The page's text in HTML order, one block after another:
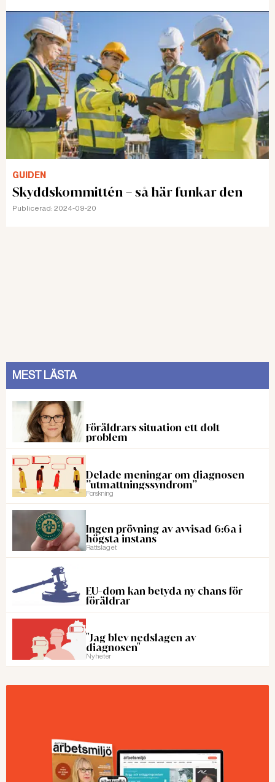
GUIDEN
Skyddskommittén – så här funkar den
Publicerad: 2024-09-20
MEST LÄSTA
Föräldrars situation ett dolt
problem
Delade meningar om diagnosen
”utmattningssyndrom”
Forskning
Ingen prövning av avvisad 6:6a i
högsta instans
Rattslaget
EU-dom kan betyda ny chans för
föräldrar
"Jag blev nedslagen av
diagnosen"
Nyheter